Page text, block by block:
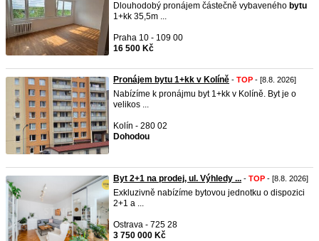
Dlouhodobý pronájem částečně vybaveného bytu
1+kk 35,5m ...
Praha 10 - 109 00
16 500 Kč
Pronájem bytu 1+kk v Kolíně - TOP - [8.8. 2026]
Nabízíme k pronájmu byt 1+kk v Kolíně. Byt je o
velikos ...
Kolín - 280 02
Dohodou
Byt 2+1 na prodej, ul. Výhledy ... - TOP - [8.8. 2026]
Exkluzivně nabízíme bytovou jednotku o dispozici
2+1 a ...
Ostrava - 725 28
3 750 000 Kč